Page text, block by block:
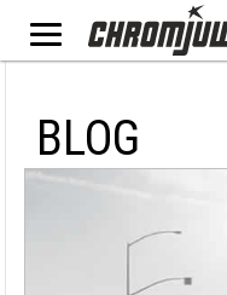
BLOG